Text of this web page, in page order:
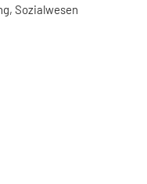
Sozialwesen